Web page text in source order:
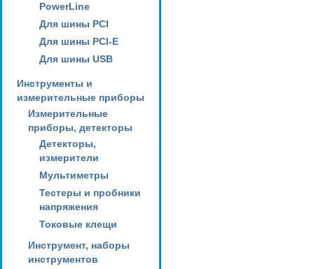
PowerLine
Для шины PCI
Для шины PCI-E
Для шины USB
Инструменты и
измерительные приборы
Измерительные
приборы, детекторы
Детекторы,
измерители
Мультиметры
Тестеры и пробники
напряжения
Токовые клещи
Инструмент, наборы
инструментов